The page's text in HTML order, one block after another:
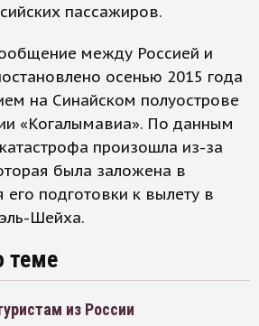
пассажиров.
между Россией и
осенью 2015 года
на Синайском полуострове
«Когалымавиа». По данным
произошла из-за
была заложена в
подготовки к вылету в
Шейха.
теме
из России